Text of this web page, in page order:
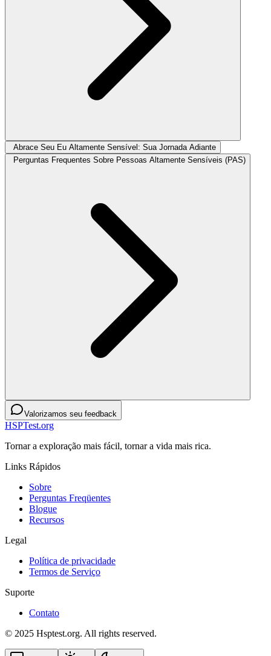
Abrace Seu Eu Altamente Sensível: Sua Jornada Adiante
Perguntas Frequentes Sobre Pessoas Altamente Sensíveis (PAS)
Valorizamos seu feedback
HSPTest.org
Tornar a exploração mais fácil, tornar a vida mais rica.
Links Rápidos
Sobre
Perguntas Freqüentes
Blogue
Recursos
Legal
Política de privacidade
Termos de Serviço
Suporte
Contato
© 2025 Hsptest.org. All rights reserved.